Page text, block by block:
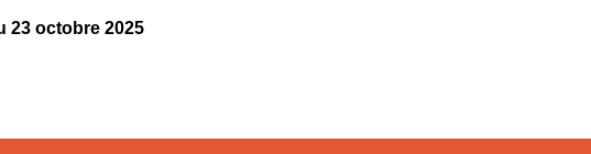
23 octobre 2025